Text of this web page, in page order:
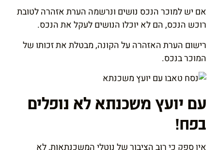
אם יש למוכר הנכס נושים ונרשמה הערת אזהרה לטובת
רוכש הנכס, הם לא יוכלו הנושים לעקל את הנכס.
רישום הערת האזהרה על הקונה, מבטלת את זכותו של
המוכר בנכס.
עם יועץ משכנתא לא נופלים
בפח!
אין ספק כי רוב הציבור של נוטלי המשכנתאות, לא